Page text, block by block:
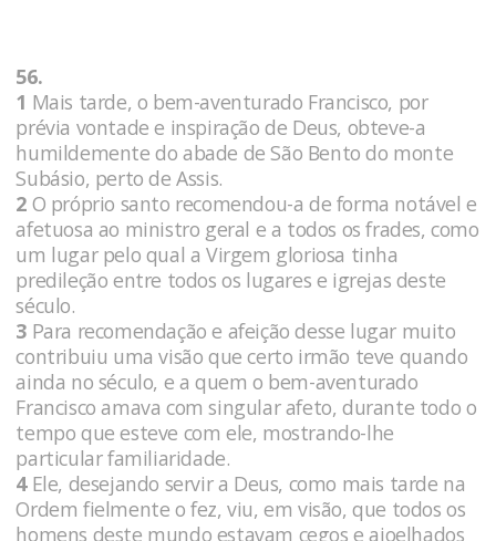
56.
1 Mais tarde, o bem-aventurado Francisco, por
prévia vontade e inspiração de Deus, obteve-a
humildemente do abade de São Bento do monte
Subásio, perto de Assis.
2 O próprio santo recomendou-a de forma notável e
afetuosa ao ministro geral e a todos os frades, como
um lugar pelo qual a Virgem gloriosa tinha
predileção entre todos os lugares e igrejas deste
século.
3 Para recomendação e afeição desse lugar muito
contribuiu uma visão que certo irmão teve quando
ainda no século, e a quem o bem-aventurado
Francisco amava com singular afeto, durante todo o
tempo que esteve com ele, mostrando-lhe
particular familiaridade.
4Ele, desejando servir a Deus, como mais tarde na
Ordem fielmente o fez, viu, em visão, que todos os
homens deste mundo estavam cegos e ajoelhados